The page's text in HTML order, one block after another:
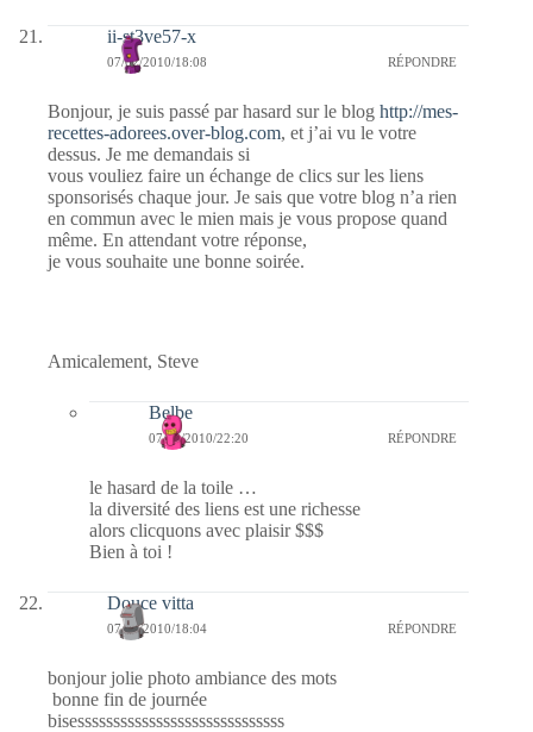
ii-st3ve57-x
07/02/2010/18:08 RÉPONDRE
Bonjour, je suis passé par hasard sur le blog http://mes-
recettes-adorees.over-blog.com, et j’ai vu le votre
dessus. Je me demandais si
vous vouliez faire un échange de clics sur les liens
sponsorisés chaque jour. Je sais que votre blog n’a rien
en commun avec le mien mais je vous propose quand
même. En attendant votre réponse,
je vous souhaite une bonne soirée.
Amicalement, Steve
Belbe
07/02/2010/22:20 RÉPONDRE
le hasard de la toile …
la diversité des liens est une richesse
alors clicquons avec plaisir $$$
Bien à toi !
Douce vitta
07/02/2010/18:04 RÉPONDRE
bonjour jolie photo ambiance des mots
bonne fin de journée
bisesssssssssssssssssssssssssssss